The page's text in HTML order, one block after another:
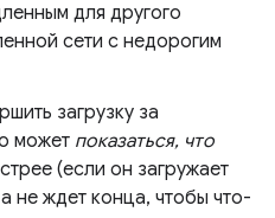
для другого
сети с недорогим
загрузку за
может показаться, что
(если он загружает
не ждет конца, чтобы что-